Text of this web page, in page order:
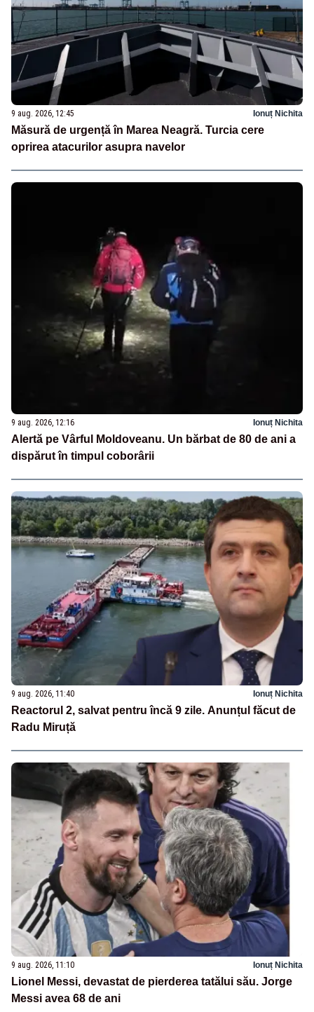
9 aug. 2026, 12:45 Ionuț Nichita
Măsură de urgență în Marea Neagră. Turcia cere
oprirea atacurilor asupra navelor
9 aug. 2026, 12:16 Ionuț Nichita
Alertă pe Vârful Moldoveanu. Un bărbat de 80 de ani a
dispărut în timpul coborârii
9 aug. 2026, 11:40 Ionuț Nichita
Reactorul 2, salvat pentru încă 9 zile. Anunțul făcut de
Radu Miruță
9 aug. 2026, 11:10 Ionuț Nichita
Lionel Messi, devastat de pierderea tatălui său. Jorge
Messi avea 68 de ani